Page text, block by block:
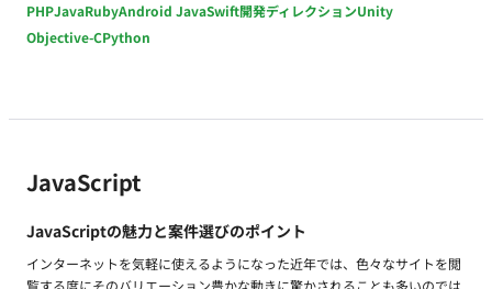
PHPJavaRubyAndroid JavaSwift開発ディレクションUnity
Objective-CPython
JavaScript
JavaScriptの魅力と案件選びのポイント
インターネットを気軽に使えるようになった近年では、色々なサイトを閲
覧する度にそのバリエーション豊かな動きに驚かされることも多いのでは